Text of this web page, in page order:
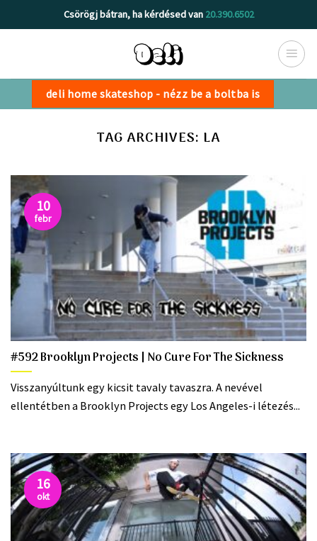
to
Csörögj bátran, ha kérdésed van 20.390.6502
deli home skateshop - nézz be a boltba is
TAG ARCHIVES: LA
#592 Brooklyn Projects | No Cure For The Sickness
Visszanyúltunk egy kicsit tavaly tavaszra. A nevével
ellentétben a Brooklyn Projects egy Los Angeles-i létezés...
10
febr
16
okt